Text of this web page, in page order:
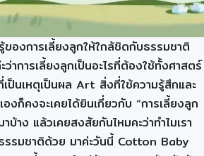
องการเลี้ยงลูกให้ใกล้ชิดกับธรรมชาติ
ว่าการเลี้ยงลูกเป็นอะไรที่ต้องใช้ทั้งศาสตร์
ป็นเหตุเป็นผล Art สิ่งที่ใช้ความรู้สึกและ
งก็คงจะเคยได้ยินเกี่ยวกับ “การเลี้ยงลูก
าง แล้วเคยสงสัยกันไหมคะว่าทำไมเรา
รมชาติด้วย มาค่ะวันนี้ Cotton Baby